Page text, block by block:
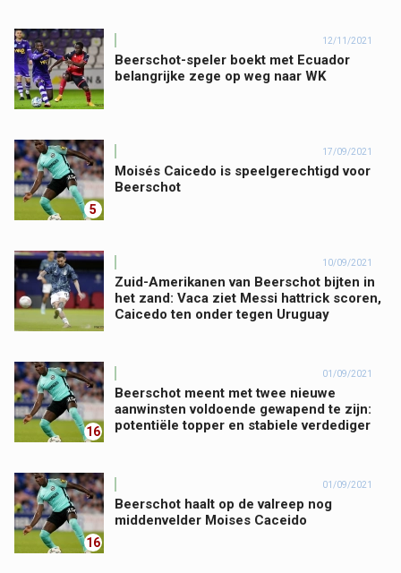
12/11/2021
Beerschot-speler boekt met Ecuador
belangrijke zege op weg naar WK
5
17/09/2021
Moisés Caicedo is speelgerechtigd voor
Beerschot
10/09/2021
Zuid-Amerikanen van Beerschot bijten in
het zand: Vaca ziet Messi hattrick scoren,
Caicedo ten onder tegen Uruguay
16
01/09/2021
Beerschot meent met twee nieuwe
aanwinsten voldoende gewapend te zijn:
potentiële topper en stabiele verdediger
16
01/09/2021
Beerschot haalt op de valreep nog
middenvelder Moises Caceido